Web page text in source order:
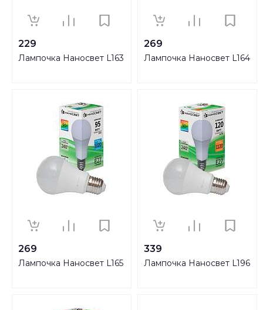
229
Лампочка Наносвет L163
269
Лампочка Наносвет L164
269
Лампочка Наносвет L165
339
Лампочка Наносвет L196